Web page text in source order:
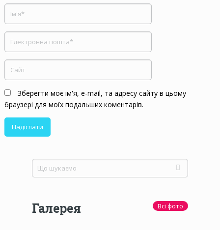
Зберегти моє ім'я, e-mail, та адресу сайту в цьому
браузері для моїх подальших коментарів.
Галерея Всі фото